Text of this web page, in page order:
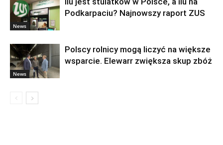
News
Podkarpaciu? Najnowszy raport ZUS
News
Polscy rolnicy mogą liczyć na większe
wsparcie. Elewarr zwiększa skup zbóż